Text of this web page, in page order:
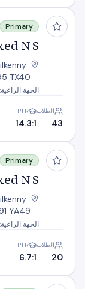
Mixed N S
Primary
N S
·
TX40
الجهة الراعية: Catholic
الطلاب
43
PTR
14.3:1
Colmcille Mixed N S
Primary
N S
·
YA49
الجهة الراعية: Catholic
الطلاب
20
PTR
6.7:1
Conahy